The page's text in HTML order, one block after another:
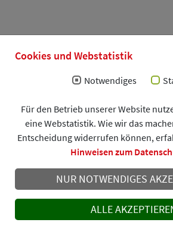
Cookies und Webstatistik
Notwendiges
Für den Betrieb unserer Website
eine Webstatistik. Wie wir das
Entscheidung widerrufen können,
Hinweisen zum
NUR NOTWENDIGES
ALLE